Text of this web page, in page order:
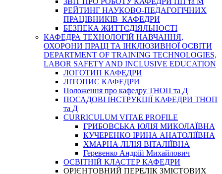
РЕЙТИНГ НАУКОВО-ПЕДАГОГІЧНИХ
ПРАЦІВНИКІВ КАФЕДРИ
БЕЗПЕКА ЖИТТЄДІЯЛЬНОСТІ
КАФЕДРА ТЕХНОЛОГІЙ НАВЧАННЯ,
ОХОРОНИ ПРАЦІ ТА ІНКЛЮЗИВНОЇ ОСВІТИ
DEPARTMENT OF TRAINING TECHNOLOGIES,
LABOR SAFETY AND INCLUSIVE EDUCATION
ЛОГОТИП КАФЕДРИ
ЛІТОПИС КАФЕДРИ
Положення про кафедру ТНОП та Д
ПОСАДОВІ ІНСТРУКЦІЇ КАФЕДРИ ТНОП
та Д
CURRICULUM VITAE PROFILE
ГРИБОВСЬКА ЮЛІЯ МИКОЛАЇВНА
КУЧЕРЕНКО ІРИНА АНАТОЛІЇВНА
ХМАРНА ЛІЛІЯ ВІТАЛІЇВНА
Геревенко Андрій Михайлович
ОСВІТНІЙ КЛАСТЕР КАФЕДРИ
ОРІЄНТОВНИЙ ПЕРЕЛІК ЗМІСТОВИХ